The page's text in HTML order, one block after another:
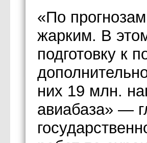
«По
жарким. В
подготовку к
них 19 млн.
авиабаза» —